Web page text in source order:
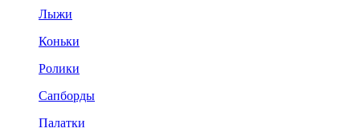
Лыжи
Коньки
Ролики
Сапборды
Палатки